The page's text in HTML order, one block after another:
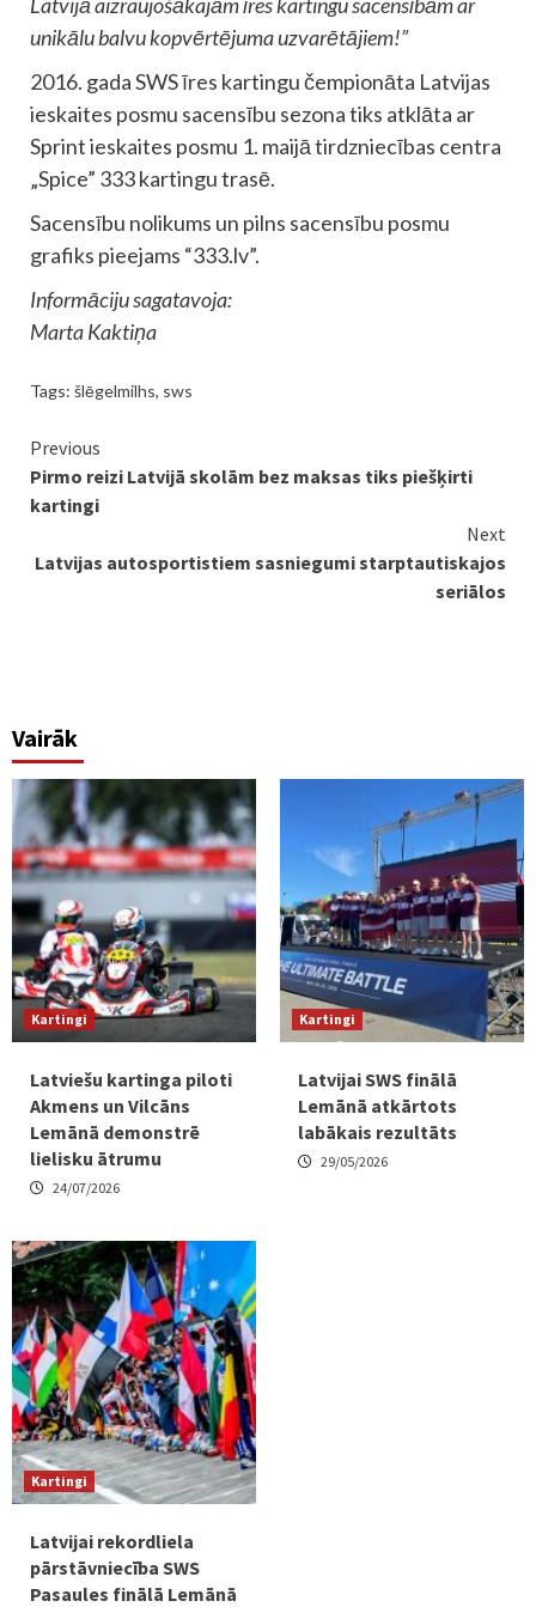
unikālu balvu kopvērtējuma uzvarētājiem!”
2016. gada SWS īres kartingu čempionāta Latvijas
ieskaites posmu sacensību sezona tiks atklāta ar
Sprint ieskaites posmu 1. maijā tirdzniecības centra
„Spice” 333 kartingu trasē.
Sacensību nolikums un pilns sacensību posmu
grafiks pieejams “333.lv”.
Informāciju sagatavoja:
Marta Kaktiņa
Tags: šlēgelmilhs, sws
Continue
Reading
Previous
Pirmo reizi Latvijā skolām bez maksas tiks piešķirti
kartingi
Next
Latvijas autosportistiem sasniegumi starptautiskajos
seriālos
Vairāk
Kartingi
Latviešu kartinga piloti
Akmens un Vilcāns
Lemānā demonstrē
lielisku ātrumu
24/07/2026
Kartingi
Latvijai SWS finālā
Lemānā atkārtots
labākais rezultāts
29/05/2026
Kartingi
Latvijai rekordliela
pārstāvniecība SWS
Pasaules finālā Lemānā